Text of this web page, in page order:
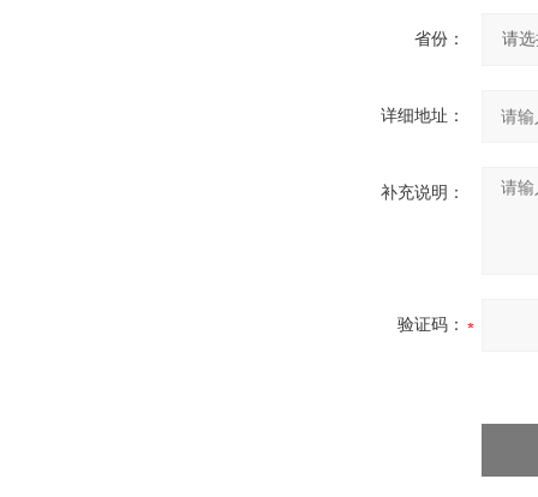
省份：
详细地址：
补充说明：
验证码：